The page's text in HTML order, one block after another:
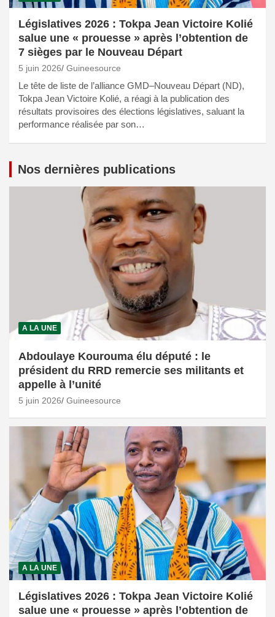
Législatives 2026 : Tokpa Jean Victoire Kolié
salue une « prouesse » après l’obtention de
7 sièges par le Nouveau Départ
5 juin 2026 Guineesource
Le tête de liste de l’alliance GMD–Nouveau Départ (ND),
Tokpa Jean Victoire Kolié, a réagi à la publication des
résultats provisoires des élections législatives, saluant la
performance réalisée par son…
Nos dernières publications
A LA UNE
Abdoulaye Kourouma élu député : le
président du RRD remercie ses militants et
appelle à l’unité
5 juin 2026 Guineesource
A LA UNE
Législatives 2026 : Tokpa Jean Victoire Kolié
salue une « prouesse » après l’obtention de